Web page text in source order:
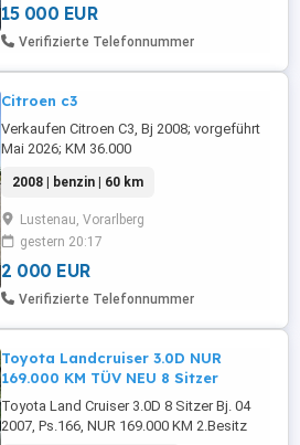
05 2027 * ...
15 000 EUR
Verifizierte Telefonnummer
Citroen c3
Verkaufen Citroen C3, Bj 2008; vorgeführt
Mai 2026; KM 36.000
2008 | benzin | 60 km
Lustenau, Vorarlberg
gestern 20:17
2 000 EUR
Verifizierte Telefonnummer
Toyota Landcruiser 3.0D NUR
169.000 KM TÜV NEU 8 Sitzer
Toyota Land Cruiser 3.0D 8 Sitzer Bj. 04
2007, Ps.166, NUR 169.000 KM 2.Besitz